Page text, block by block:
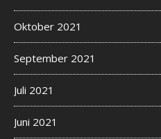
r
l
t
t
Oktober 2021
September 2021
Juli 2021
Juni 2021